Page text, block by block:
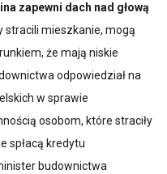
zapewni dach nad głową
stracili mieszkanie, mogą
że mają niskie
odpowiedział na
w sprawie
osobom, które straciły
spłacą kredytu
budownictwa